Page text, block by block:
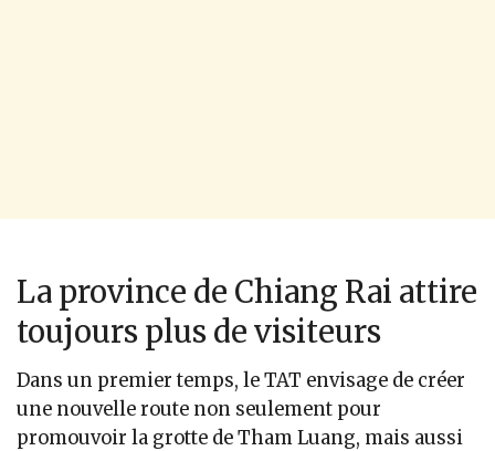
La province de Chiang Rai attire
toujours plus de visiteurs
Dans un premier temps, le TAT envisage de créer
une nouvelle route non seulement pour
promouvoir la grotte de Tham Luang, mais aussi